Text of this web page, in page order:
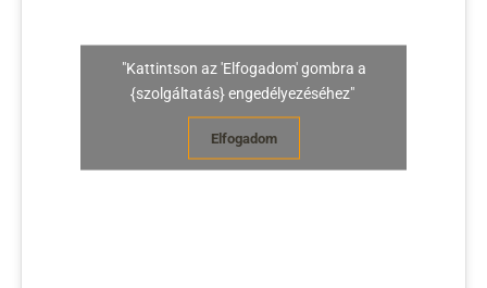
"Kattintson az 'Elfogadom' gombra a
{szolgáltatás} engedélyezéséhez"
Elfogadom